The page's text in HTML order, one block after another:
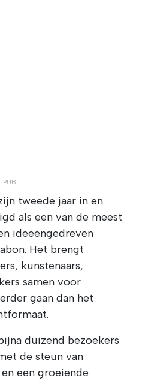
tweede jaar in en
als een van de meest
ideeëngedreven
Het brengt
kunstenaars,
samen voor
gaan dan het
duizend bezoekers
de steun van
een groeiende